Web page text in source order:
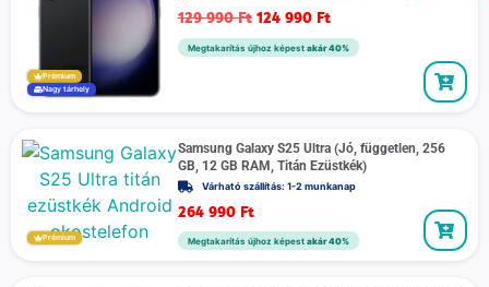
Prémium
Nagy tárhely
129 990Ft 124 990 Ft
Megtakarítás újhoz képest akár 40%
Prémium
Samsung Galaxy S25 Ultra (Jó, független, 256
GB, 12 GB RAM, Titán Ezüstkék)
Várható szállítás: 1-2 munkanap
264 990 Ft
Megtakarítás újhoz képest akár 40%